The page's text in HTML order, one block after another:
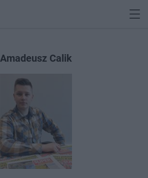
Amadeusz Calik